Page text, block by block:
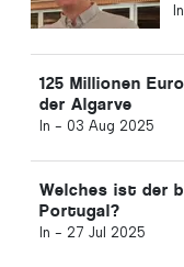
125 Millionen
der Algarve
In - 03 Aug 2025
Welches ist der
Portugal?
In - 27 Jul 2025